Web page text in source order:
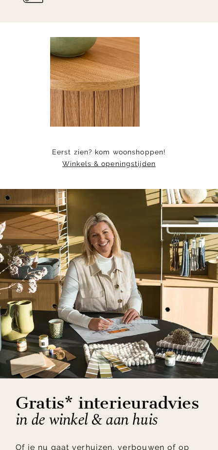
Eerst zien? kom woonshoppen!
Winkels & openingstijden
Gratis* interieuradvies
in de winkel & aan huis
Of je nu gaat verhuizen, verbouwen of op